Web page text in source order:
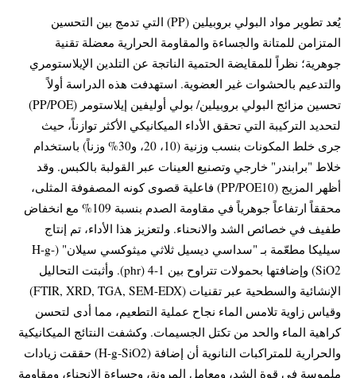
يُعد تطوير مواد البولي بروبيلين (PP) التي تدمج بين التحسين
المتزامن للمتانة والجساءة والمقاومة الحرارية معضلة تقنية
جوهرية؛ نظراً للمقايضة الحتمية الناتجة عن التلدين الإيلاستومري
والتدعيم بالحشوات غير العضوية. استهدفت هذه الدراسة أولاً
تحسين مزائج البولي بروبيلين/ بولي أوليفين إيلاستومر (PP/POE)
لتحديد التركيبة التي تحقق الأداء الميكانيكي الأكثر توازناً، حيث
جرى خلط المكونات بنسب وزنية (10، 20، و30% وزناً) باستخدام
خلاط "برابندر" خارجي وتصنيع العينات عبر القولبة بالكبس. وقد
أظهر المزيج (PP/POE10) فاعلية قصوى كونه المصفوفة المثلى،
محققاً ارتفاعاً جوهرياً في مقاومة الصدم بنسبة 109% مع انخفاض
طفيف في خصائص الشد والانحناء. ولتعزيز هذا الأداء، تم إنتاج
سيليكا مطعّمة بـ "سداسي ديسيل ثلاثي ميثوكسي سيلان" (H-g-
SiO2) وإضافتها بحمولات تتراوح بين 1-4 (phr). وأثبتت التحاليل
الإنشائية والسطحية عبر تقنيات (FTIR, XRD, TGA, SEM-EDX)
وقياس زاوية تلامس الماء نجاح عملية التطعيم، مما أدى لتحسن
كراهية الماء والحد من تكتل الجسيمات. وكشفت النتائج الميكانيكية
والحرارية للمتراكبات النانوية أن إضافة (H-g-SiO2) حققت زيادات
ملموسة في قوة الشد، ومعامل المرونة، وجساءة الانحناء، ومقاومة